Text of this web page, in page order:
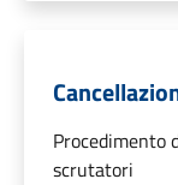
Procedimento
scrutatori